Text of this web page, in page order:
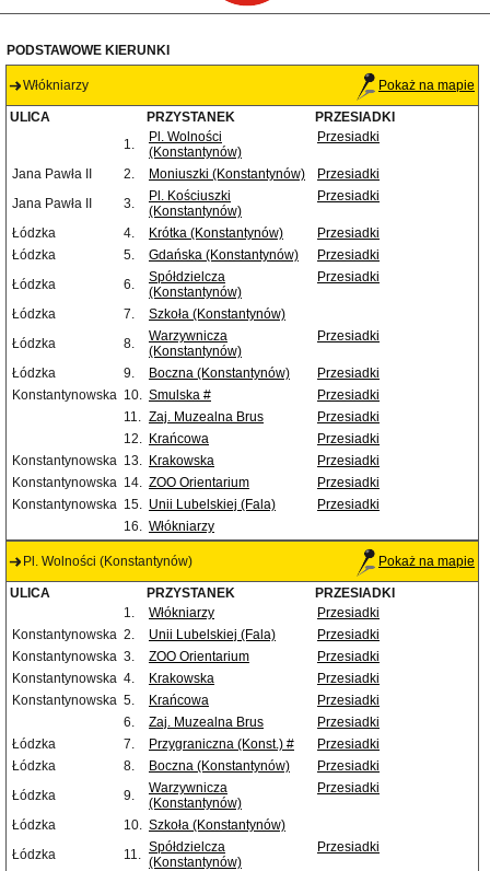
PODSTAWOWE KIERUNKI
Włókniarzy Pokaż na mapie
ULICA PRZYSTANEK
PRZESIADKI
1.
Pl. Wolności
(Konstantynów)
Przesiadki
Jana Pawła II 2. Moniuszki (Konstantynów)
Przesiadki
Jana Pawła II
3.
Pl. Kościuszki
(Konstantynów)
Przesiadki
Łódzka 4. Krótka (Konstantynów)
Przesiadki
Łódzka
5. Gdańska (Konstantynów)
Przesiadki
Łódzka
6.
Spółdzielcza
(Konstantynów)
Przesiadki
Łódzka 7.
Szkoła (Konstantynów)
Łódzka
8.
Warzywnicza
(Konstantynów)
Przesiadki
Łódzka 9. Boczna (Konstantynów)
Przesiadki
Konstantynowska 10. Smulska #
Przesiadki
11. Zaj. Muzealna Brus
Przesiadki
12. Krańcowa
Przesiadki
Konstantynowska 13. Krakowska
Przesiadki
Konstantynowska 14. ZOO Orientarium
Przesiadki
Konstantynowska 15. Unii Lubelskiej (Fala)
Przesiadki
16. Włókniarzy
Pl. Wolności (Konstantynów) Pokaż na mapie
ULICA PRZYSTANEK
PRZESIADKI
1.
Włókniarzy
Przesiadki
Konstantynowska 2. Unii Lubelskiej (Fala)
Przesiadki
Konstantynowska 3. ZOO Orientarium
Przesiadki
Konstantynowska 4. Krakowska
Przesiadki
Konstantynowska 5. Krańcowa
Przesiadki
6.
Zaj. Muzealna Brus
Przesiadki
Łódzka
7. Przygraniczna (Konst.) #
Przesiadki
Łódzka
8. Boczna (Konstantynów)
Przesiadki
Łódzka
9.
Warzywnicza
(Konstantynów)
Przesiadki
Łódzka 10. Szkoła (Konstantynów)
Łódzka
11. Spółdzielcza
(Konstantynów)
Przesiadki